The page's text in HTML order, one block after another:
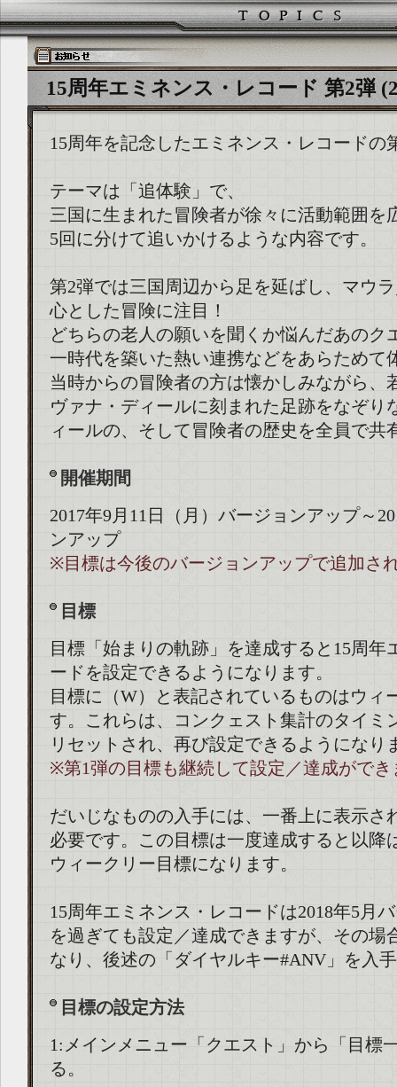
15周年エミネンス・レコード 第2弾
15周年を記念したエミネンス・レコードの
テーマは「追体験」で、
三国に生まれた冒険者が徐々に活動範囲を
5回に分けて追いかけるような内容です。
第2弾では三国周辺から足を延ばし、マウ
心とした冒険に注目！
どちらの老人の願いを聞くか悩んだあのク
一時代を築いた熱い連携などをあらためて
当時からの冒険者の方は懐かしみながら、
ヴァナ・ディールに刻まれた足跡をなぞり
ィールの、そして冒険者の歴史を全員で共
開催期間
2017年9月11日（月）バージョンアップ～
ンアップ
※目標は今後のバージョンアップで追加さ
目標
目標「始まりの軌跡」を達成すると15周年
ードを設定できるようになります。
目標に（W）と表記されているものはウィ
す。これらは、コンクェスト集計のタイミ
リセットされ、再び設定できるようになり
※第1弾の目標も継続して設定／達成ができ
だいじなものの入手には、一番上に表示さ
必要です。この目標は一度達成すると以降
ウィークリー目標になります。
15周年エミネンス・レコードは2018年5月
を過ぎても設定／達成できますが、その場
なり、後述の「ダイヤルキー#ANV」を入
目標の設定方法
1:メインメニュー「クエスト」から「目標
る。